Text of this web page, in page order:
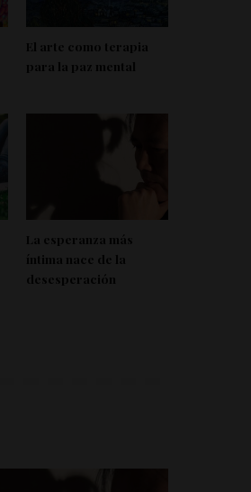
El arte como terapia
para la paz mental
La esperanza más
íntima nace de la
desesperación